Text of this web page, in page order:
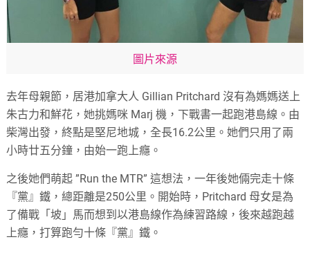
圖片來源
去年母親節，居港加拿大人 Gillian Pritchard 沒有為媽媽送上
朱古力和鮮花，她挑媽咪 Marj 機，下戰書一起跑港島線。由
柴灣出發，終點是堅尼地城，全長16.2公里。她們只用了兩
小時廿五分鐘，由始一跑上癮。
之後她們萌起 ”Run the MTR” 這想法，一年後她倆完走十條
『黨』鐵，總距離是250公里。開始時，Pritchard 母女是為
了備戰「坡」馬而想到以港島線作為練習路線，後來越跑越
上癮，打算跑勻十條『黨』鐵。